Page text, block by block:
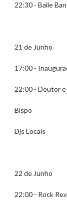
22:30 - Baile
21 de Junho
17:00 -
22:00 - Doutor
Bispo
Djs Locais
22 de Junho
22:00 - Rock